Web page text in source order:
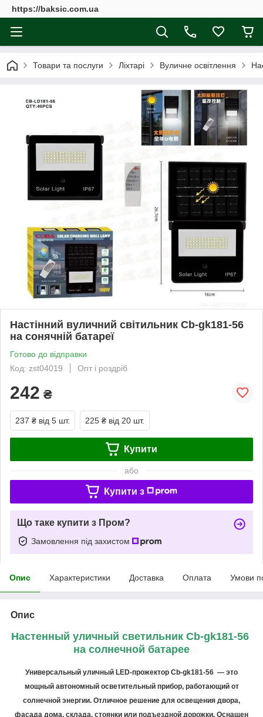
https://baksic.com.ua
Товари та послуги Ліхтарі Вуличне освітлення
Настінний вуличний світильник Cb-gk181-56
на сонячній батареї
Готово до відправки
Код: zst04019
Опт і роздріб
242 ₴
237 ₴ від 5 шт. 225 ₴ від 20 шт.
Купити
або
Купити з
Що таке купити з Пром?
Замовлення під захистом
Опис Характеристики Доставка Оплата Умови
Опис
Настенный уличный светильник Cb-gk181-56
на солнечной батарее
Универсальный уличный LED-прожектор Cb-gk181-56 — это
мощный автономный осветительный прибор, работающий от
солнечной энергии. Отличное решение для освещения двора,
фасада дома, склада, стоянки или подъездной дорожки. Оснащен